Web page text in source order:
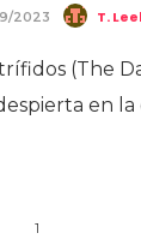
2023 T.
(The
en la
1